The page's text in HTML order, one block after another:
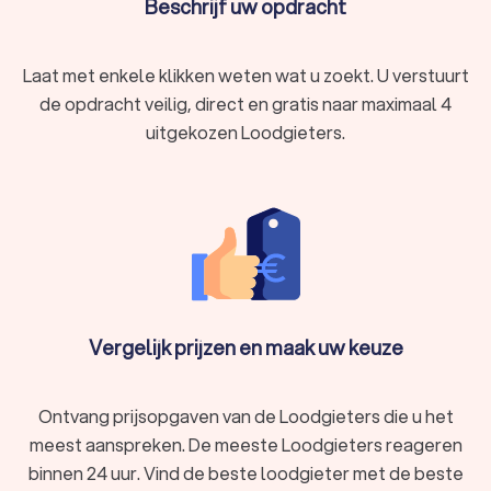
nu direct een aanvraag in.
Lekkage en leidingwerk loodgieter in
Machelen
Loodgieters in Machelen hebben ervaring met allerlei soorten
behulp van geavanceerde technieken (infra-
roodinspectie, rookproefmeting).
Het vervangen van verouderde, versleten of kapotte
installatie van nieuw sanitair.
Heeft u een probleem met uw leidingen of wilt u nieuw
loodgieters in Machelen en kom meer te weten over de
mogelijkheden.
Beschrijf uw opdracht
Laat met enkele klikken weten wat u zoekt. U verstuurt
de opdracht veilig, direct en gratis naar maximaal 4
uitgekozen Loodgieters.
Vergelijk prijzen en maak uw keuze
Ontvang prijsopgaven van de Loodgieters die u het
meest aanspreken. De meeste Loodgieters reageren
binnen 24 uur. Vind de beste loodgieter met de beste